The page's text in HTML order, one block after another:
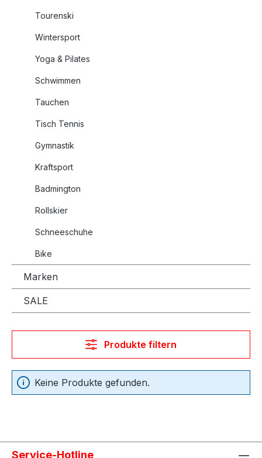
Tourenski
Wintersport
Yoga & Pilates
Schwimmen
Tauchen
Tisch Tennis
Gymnastik
Kraftsport
Badmington
Rollskier
Schneeschuhe
Bike
Marken
SALE
Produkte filtern
Keine Produkte gefunden.
Service-Hotline